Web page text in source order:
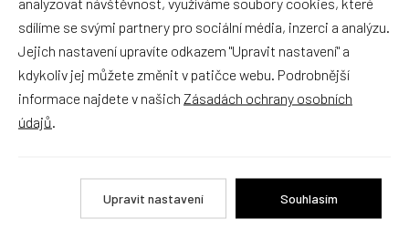
Zboží se stejným motivem
sdílíme se svými partnery pro sociální média, inzerci a analýzu.
Jejich nastavení upravíte odkazem "Upravit nastavení" a
kdykoliv jej můžete změnit v patičce webu. Podrobnější
informace najdete v našich Zásadách ochrany osobních
údajů
Upravit nastavení Souhlasím